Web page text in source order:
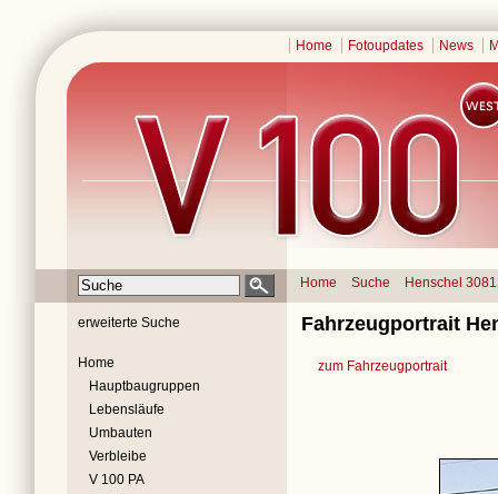
Home Fotoupdates News
Home Suche Henschel
erweiterte Suche
Home
Hauptbaugruppen
Lebensläufe
Umbauten
Verbleibe
V 100 PA
Fahrzeugportrait
zum Fahrzeugportrait